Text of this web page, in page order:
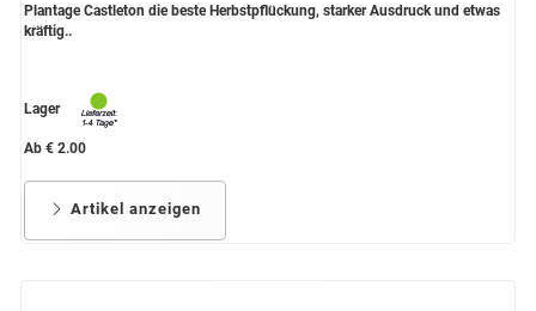
Plantage Castleton die beste Herbstpflückung, starker Ausdruck und etwas
kräftig..
Lager
Ab € 2.00
Artikel anzeigen